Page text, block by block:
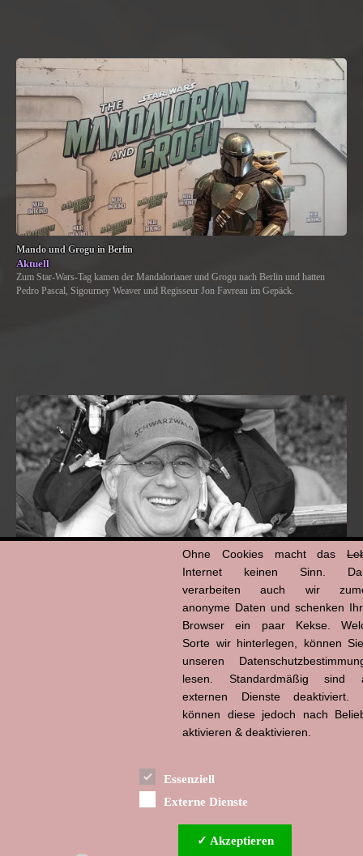
Mando und Grogu in Berlin
Aktuell
Zum Star-Wars-Tag kamen der Mandalorianer und Grogu nach Berlin und hatten
Pedro Pascal, Sigourney Weaver und Regisseur Jon Favreau im Gepäck.
Ohne Cookies macht das
Internet keinen Sinn.
verarbeiten auch wir
anonyme Daten und schenken
Browser ein paar Kekse.
Sorte wir hinterlegen, können
unseren
lesen. Standardmäßig sind
externen Dienste deaktiviert.
können diese jedoch nach
aktivieren & deaktivieren.
Essenziell
Externe Dienste
✓ Akzeptieren